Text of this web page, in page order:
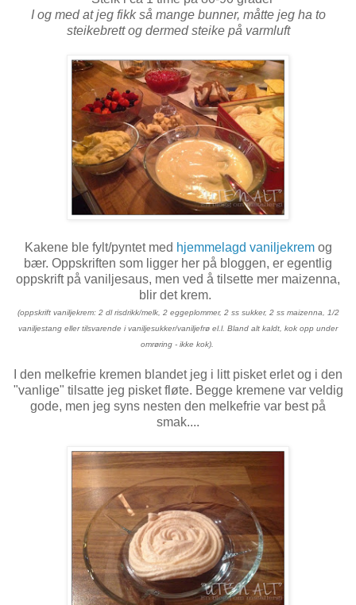
I og med at jeg fikk så mange bunner, måtte jeg ha to
steikebrett og dermed steike på varmluft
Kakene ble fylt/pyntet med hjemmelagd vaniljekremog
bær. Oppskriften som ligger her på bloggen, er egentlig
oppskrift på vaniljesaus, men ved å tilsette mer maizenna,
blir det krem.
(oppskrift vaniljekrem: 2 dl risdrikk/melk, 2 eggeplommer, 2 ss sukker, 2 ss maizenna, 1/2
vaniljestang eller tilsvarende i vaniljesukker/vaniljefrø el.l. Bland alt kaldt, kok opp under
omrøring - ikke kok).
I den melkefrie kremen blandet jeg i litt pisket erlet og i den
"vanlige" tilsatte jeg pisket fløte. Begge kremene var veldig
gode, men jeg syns nesten den melkefrie var best på
smak....